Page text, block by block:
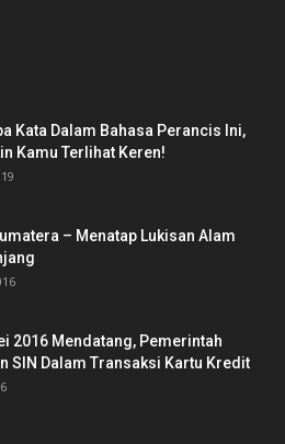
Kata Dalam Bahasa Perancis Ini,
Kamu Terlihat Keren!
– Menatap Lukisan Alam
2016 Mendatang, Pemerintah
SIN Dalam Transaksi Kartu Kredit